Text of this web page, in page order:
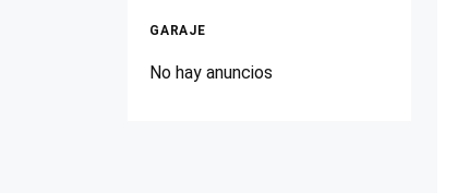
GARAJE
No hay anuncios